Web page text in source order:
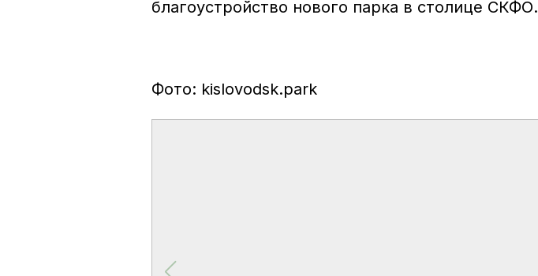
благоустройство нового парка в столице СКФО.
Фото: kislovodsk.park